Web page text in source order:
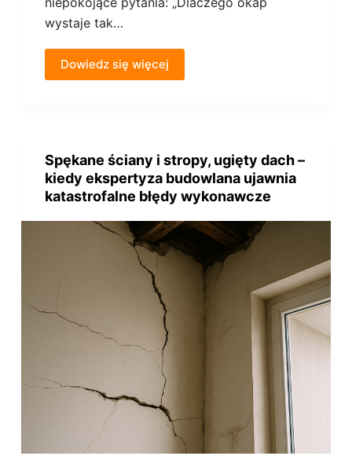
wystaje tak…
Dowiedz się więcej
Spękane ściany i stropy, ugięty dach –
kiedy ekspertyza budowlana ujawnia
katastrofalne błędy wykonawcze